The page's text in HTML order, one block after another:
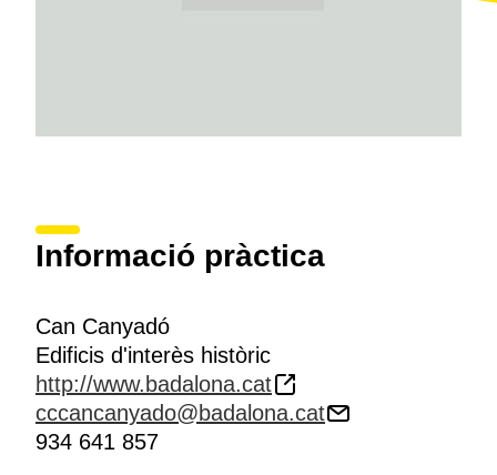
Informació pràctica
Can Canyadó
Edificis d'interès històric
http://www.badalona.cat
cccancanyado@badalona.cat
934 641 857